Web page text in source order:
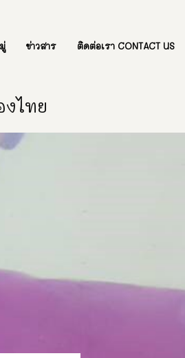
ข่าวสาร ติดต่อเรา CONTACT US
ไทย